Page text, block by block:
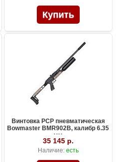
Винтовка PCP пневматическая
Bowmaster BMR902B, калибр 6.35
мм
35 145 р.
Наличие: есть